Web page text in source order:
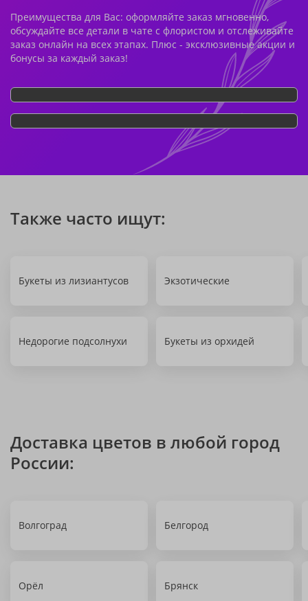
Преимущества для Вас: оформляйте заказ мгновенно,
обсуждайте все детали в чате с флористом и отслеживайте
заказ онлайн на всех этапах. Плюс - эксклюзивные акции и
бонусы за каждый заказ!
Также часто ищут:
Букеты из лизиантусов Экзотические
Недорогие подсолнухи Букеты из орхидей
Доставка цветов в любой город
России:
Волгоград Белгород
Орёл Брянск